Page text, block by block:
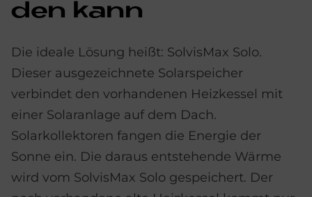
den kann
Die ideale Lösung heißt: SolvisMax Solo.
Dieser ausgezeichnete Solarspeicher
verbindet den vorhandenen Heizkessel mit
einer Solaranlage auf dem Dach.
Solarkollektoren fangen die Energie der
Sonne ein. Die daraus entstehende Wärme
wird vom SolvisMax Solo gespeichert. Der